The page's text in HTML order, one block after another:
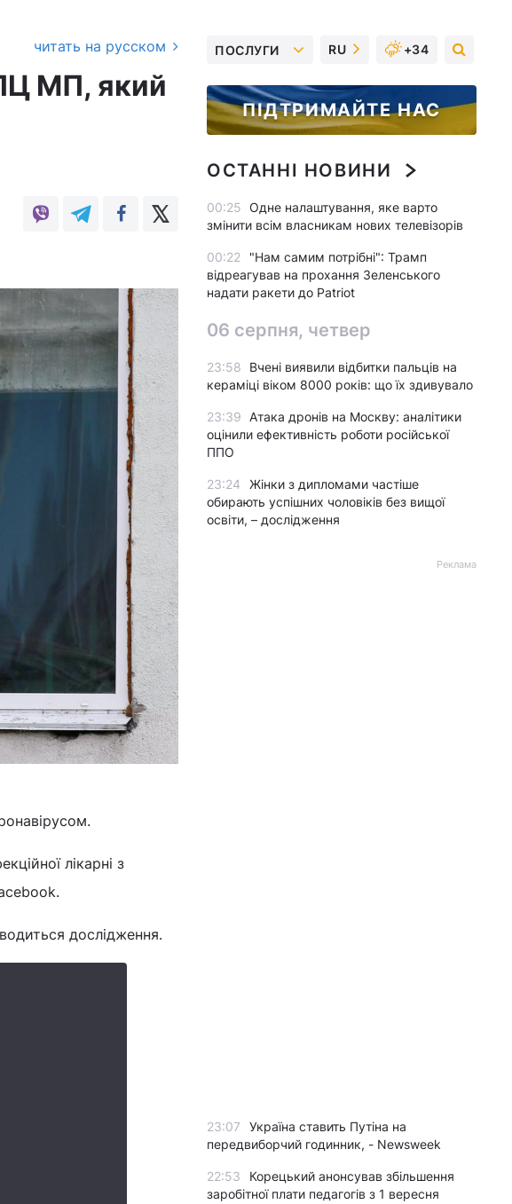
читать на русском
МП, який
лікарні з
дослідження.
ПОСЛУГИ RU +34
ПІДТРИМАЙТЕ НАС
ОСТАННІ НОВИНИ
00:25 Одне налаштування, яке варто
змінити всім власникам нових телевізорів
00:22
"Нам самим потрібні": Трамп
відреагував на прохання Зеленського
надати ракети до Patriot
06 серпня, четвер
23:58
Вчені виявили відбитки пальців на
кераміці віком 8000 років: що їх здивувало
23:39
Атака дронів на Москву: аналітики
оцінили ефективність роботи російської
ППО
23:24
Жінки з дипломами частіше
обирають успішних чоловіків без вищої
освіти, – дослідження
Реклама
23:07
Україна ставить Путіна на
передвиборчий годинник, - Newsweek
22:53
Корецький анонсував збільшення
заробітної плати педагогів з 1 вересня